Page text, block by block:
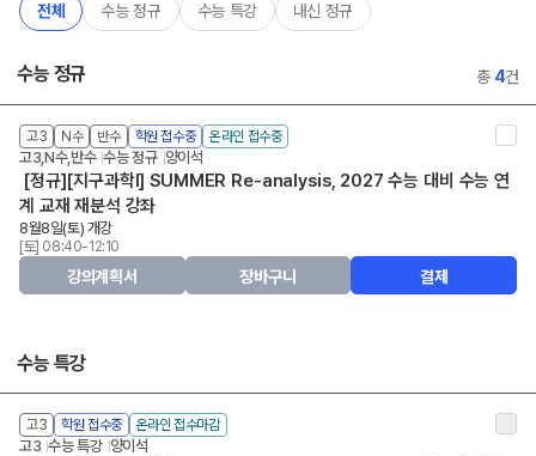
전체 수능 정규 수능 특강 내신 정규
수능 정규 총 4건
고3 N수 반수 학원 접수중 온라인 접수중
고3,N수,반수 수능 정규 양이석
[정규][지구과학Ⅰ] SUMMER Re-analysis, 2027 수능 대비 수능 연
계 교재 재분석 강좌
8월8일(토) 개강
[토] 08:40-12:10
강의계획서 장바구니 결제
수능 특강
고3 학원 접수중 온라인 접수마감
고3 수능 특강 양이석